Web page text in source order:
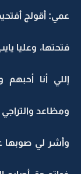
عمي: أقولج
فتحتها، وعليا
إللي أنا
ومظاعد
وأشر لي صوبها